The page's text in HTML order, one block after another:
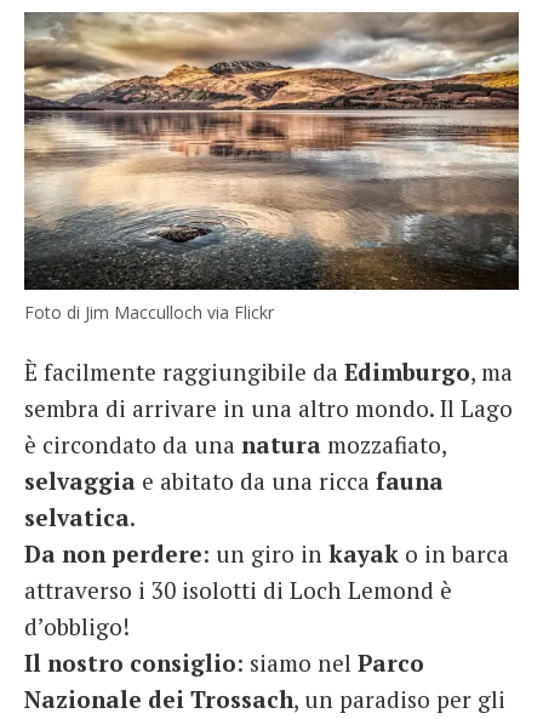
Foto di Jim Macculloch via Flickr
È facilmente raggiungibile da Edimburgo, ma
sembra di arrivare in una altro mondo. Il Lago
è circondato da una natura mozzafiato,
selvaggia e abitato da una ricca fauna
selvatica.
Da non perdere: un giro in kayak o in barca
attraverso i 30 isolotti di Loch Lemond è
d’obbligo!
Il nostro consiglio: siamo nel Parco
Nazionale dei Trossach, un paradiso per gli